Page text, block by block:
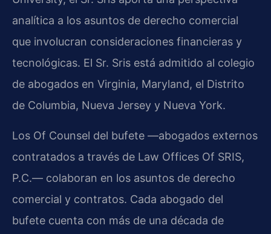
analítica a los asuntos de derecho comercial
que involucran consideraciones financieras y
tecnológicas. El Sr. Sris está admitido al colegio
de abogados en Virginia, Maryland, el Distrito
de Columbia, Nueva Jersey y Nueva York.
Los Of Counsel del bufete —abogados externos
contratados a través de Law Offices Of SRIS,
P.C.— colaboran en los asuntos de derecho
comercial y contratos. Cada abogado del
bufete cuenta con más de una década de